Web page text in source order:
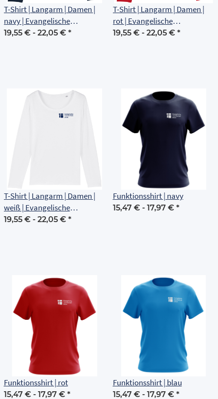
T-Shirt | Langarm | Damen |
navy | Evangelische
Grundschule Erfurt
19,55 € - 22,05 € *
T-Shirt | Langarm | Damen |
rot | Evangelische
Grundschule Erfurt
19,55 € - 22,05 € *
T-Shirt | Langarm | Damen |
weiß | Evangelische
Grundschule Erfurt
19,55 € - 22,05 € *
Funktionsshirt | navy
15,47 € - 17,97 € *
Funktionsshirt | rot
15,47 € - 17,97 € *
Funktionsshirt | blau
15,47 € - 17,97 € *